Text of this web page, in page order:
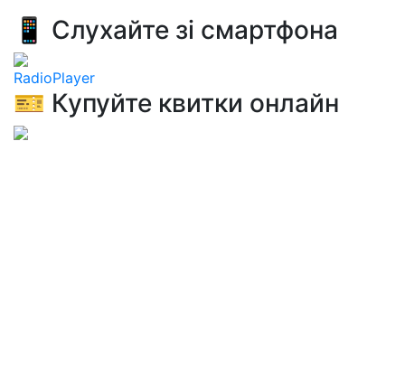
📱 Слухайте зі смартфона
RadioPlayer
🎫 Купуйте квитки онлайн